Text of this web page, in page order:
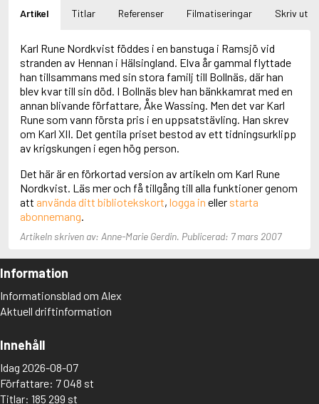
Adlerbeth, Gudmund Jöran
Adnan, Etel
Adolfsson, Evert
Adolfsson, Gunnar
Adolfsson, Josefine
Adolfsson, Maria
Adolphsen, Peter
Artikel Titlar Referenser Filmatiseringar Skriv ut
Karl Rune Nordkvist föddes i en banstuga i Ramsjö vid
stranden av Hennan i Hälsingland. Elva år gammal flyttade
han tillsammans med sin stora familj till Bollnäs, där han
blev kvar till sin död. I Bollnäs blev han bänkkamrat med en
annan blivande författare, Åke Wassing. Men det var Karl
Rune som vann första pris i en uppsatstävling. Han skrev
om Karl XII. Det gentila priset bestod av ett tidningsurklipp
av krigskungen i egen hög person.
Det här är en förkortad version av artikeln om Karl Rune
Nordkvist. Läs mer och få tillgång till alla funktioner genom
att använda ditt bibliotekskort, logga in eller starta
abonnemang.
Artikeln skriven av: Anne-Marie Gerdin. Publicerad: 7 mars 2007
Information
Informationsblad om Alex
Aktuell driftinformation
Innehåll
Idag 2026-08-07
Författare: 7 048 st
Titlar: 185 299 st